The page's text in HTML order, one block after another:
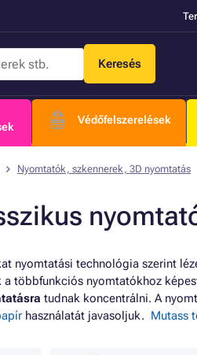
Keresés
Védőfelszerelések
Nyomtatók, szkennerek, 3D nyomtatás
nyomtatási technológia szerint
többfunkciós nyomtatókhoz
tudnak koncentrálni. A
használatát javasoljuk. Mutass